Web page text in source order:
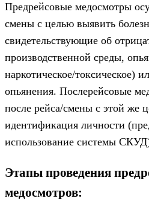
Предрейсовые медосмотры
смены с целью выявить
свидетельствующие об
производственной среды,
наркотическое/токсическое)
опьянения. Послерейсовые
после рейса/смены с этой же
идентификация личности
использование системы
Этапы проведения
медосмотров: